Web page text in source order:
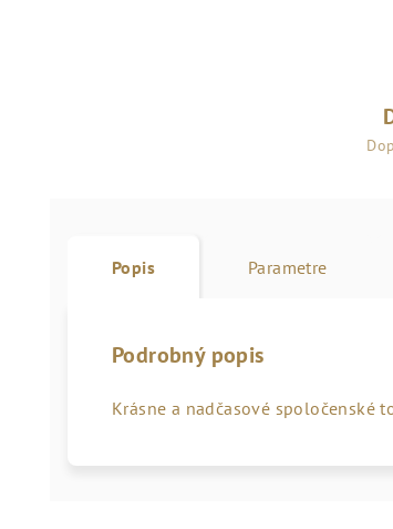
Popis Parametre
Podrobný popis
Krásne a nadčasové spoločenské